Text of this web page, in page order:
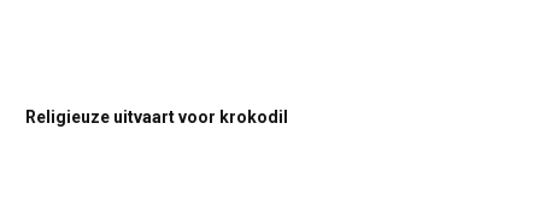
Religieuze uitvaart voor krokodil